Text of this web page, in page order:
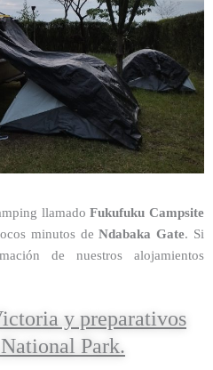
llamadoFukufuku Campsite
minutos de Ndabaka Gate. Si
de nuestros alojamientos
y preparativos
Park.